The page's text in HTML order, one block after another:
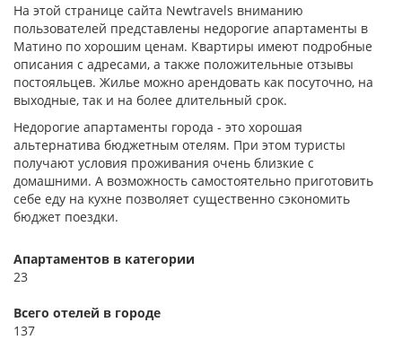
На этой странице сайта Newtravels вниманию
пользователей представлены недорогие апартаменты в
Матино по хорошим ценам. Квартиры имеют подробные
описания с адресами, а также положительные отзывы
постояльцев. Жилье можно арендовать как посуточно, на
выходные, так и на более длительный срок.
Недорогие апартаменты города - это хорошая
альтернатива бюджетным отелям. При этом туристы
получают условия проживания очень близкие с
домашними. А возможность самостоятельно приготовить
себе еду на кухне позволяет существенно сэкономить
бюджет поездки.
Апартаментов в категории
23
Всего отелей в городе
137